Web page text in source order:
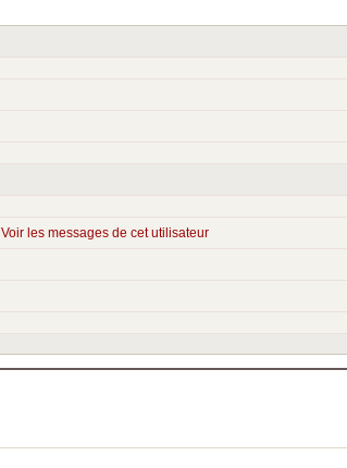
Voir les messages de cet utilisateur